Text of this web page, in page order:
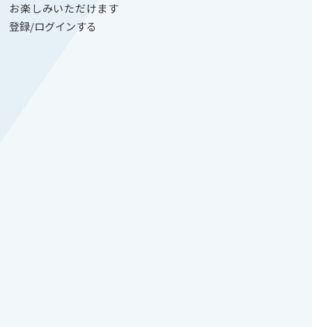
お楽しみいただけます
登録/ログインする